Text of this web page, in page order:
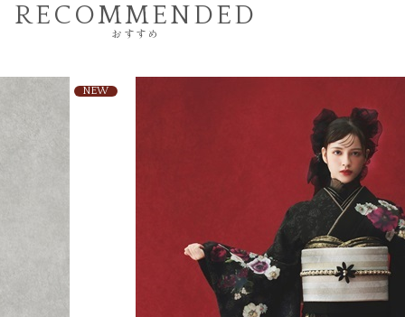
RECOMMENDED
おすすめ
NEW